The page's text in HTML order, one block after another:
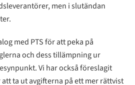
men i slutändan
med PTS för att peka på
och dess tillämpning ur
Vi har också föreslagit
ta ut avgifterna på ett mer rättvist